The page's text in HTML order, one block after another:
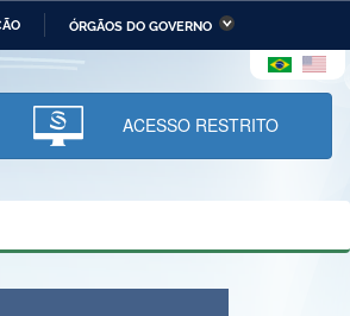
ÓRGÃOS DO GOVERNO
Ministério da Infraestrutura
Ministério da Ciência,
Tecnologia, Inovações e
Comunicações
ACESSO RESTRITO